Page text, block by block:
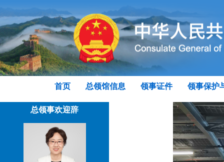
首页 总领馆信息 领事证件 领事保护
总领事欢迎辞